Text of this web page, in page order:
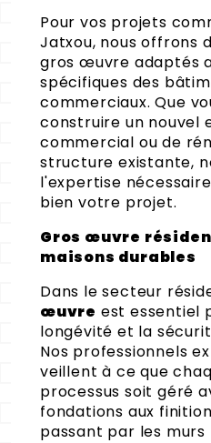
Pour vos projets
Jatxou, nous offrons
gros œuvre adaptés
spécifiques des
commerciaux. Que
construire un nouvel
commercial ou de
structure existante,
l'expertise
bien votre projet.
Gros œuvre
maisons durables
Dans le secteur
œuvre est essentiel
longévité et la
Nos professionnels
veillent à ce que
processus soit géré
fondations aux
passant par les murs